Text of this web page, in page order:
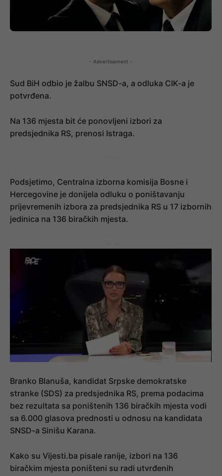
- Advertisement -
Sud BiH odbio je žalbu SNSD-a, a odluka CIK-a je
potvrđena.
Na 136 mjesta bit će ponovljeni izbori za
predsjednika RS, prenosi Istraga.
Podsjetimo, Centralna izborna komisija Bosne i
Hercegovine je donijela odluku o poništavanju
prijevremenih izbora za predsjednika RS u 17 izbornih
jedinica na 136 biračkih mjesta.
Branko Blanuša, kandidat Srpske demokratske
stranke (SDS) za predsjednika RS, prema podacima
bez rezultata sa poništenih 136 biračkih mjesta vodi
sa 6.000 glasova prednosti u odnosu na kandidata
SNSD-a Sinišu Karana.
Kako su Vijesti.ba pisale ranije, izbori na 136
biračkim mjesta poništeni su radi utvrđenih